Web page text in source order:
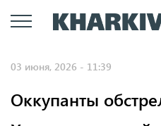
к
03 июня, 2026 - 11:39
Оккупанты